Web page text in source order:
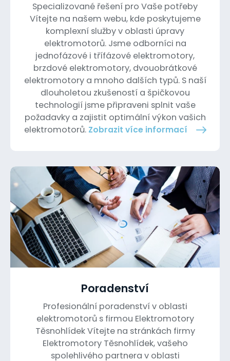
Specializované řešení pro Vaše potřeby
Vítejte na našem webu, kde poskytujeme
komplexní služby v oblasti úpravy
elektromotorů. Jsme odborníci na
jednofázové i třífázové elektromotory,
brzdové elektromotory, dvouobrátkové
elektromotory a mnoho dalších typů. S naší
dlouholetou zkušeností a špičkovou
technologií jsme připraveni splnit vaše
požadavky a zajistit optimální výkon vašich
elektromotorů. Zobrazit více informací
Poradenství
Profesionální poradenství v oblasti
elektromotorů s firmou Elektromotory
Těsnohlídek Vítejte na stránkách firmy
Elektromotory Těsnohlídek, vašeho
spolehlivého partnera v oblasti